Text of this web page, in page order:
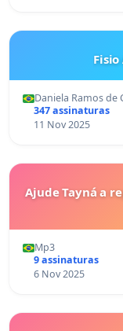
Daniela Ramos de
347 assinaturas
11 Nov 2025
Ajude Tayná a
Mp3
9 assinaturas
6 Nov 2025